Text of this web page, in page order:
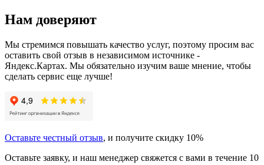
Нам доверяют
Мы стремимся повышать качество услуг, поэтому просим вас
оставить свой отзыв в независимом источнике -
Яндекс.Картах. Мы обязательно изучим ваше мнение, чтобы
сделать сервис еще лучше!
Оставьте честный отзыв, и получите скидку 10%
Оставьте заявку, и наш менеджер свяжется с вами в течение 10